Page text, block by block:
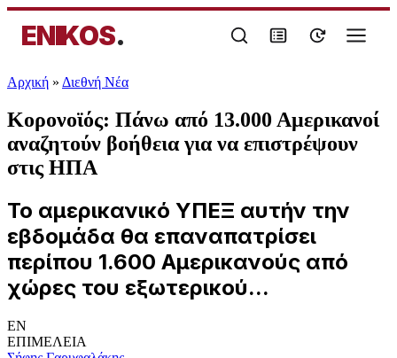
ENIKOS.
Αρχική » Διεθνή Νέα
Κορονοϊός: Πάνω από 13.000 Αμερικανοί
αναζητούν βοήθεια για να επιστρέψουν
στις ΗΠΑ
Το αμερικανικό ΥΠΕΞ αυτήν την
εβδομάδα θα επαναπατρίσει
περίπου 1.600 Αμερικανούς από
χώρες του εξωτερικού...
EN
ΕΠΙΜΕΛΕΙΑ